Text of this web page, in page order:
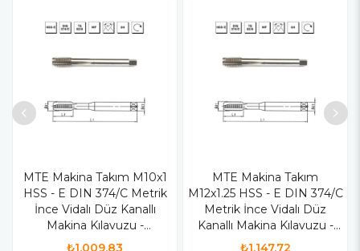
MTE Makina Takım M10x1
HSS - E DIN 374/C Metrik
İnce Vidalı Düz Kanallı
Makina Kılavuzu -
B00105751005
₺1.009,83
MTE Makina Takım
M12x1.25 HSS - E DIN 374/C
Metrik İnce Vidalı Düz
Kanallı Makina Kılavuzu -
B00105751200
₺1.147,72